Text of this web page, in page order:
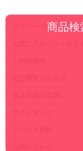
マイページへ